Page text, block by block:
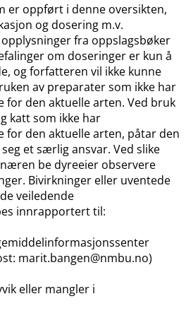
er oppført i denne oversikten,
og dosering m.v.
fra oppslagsbøker
om doseringer er kun å
og forfatteren vil ikke kunne
av preparater som ikke har
for den aktuelle arten. Ved bruk
katt som ikke har
for den aktuelle arten, påtar den
et særlig ansvar. Ved slike
be dyreeier observere
Bivirkninger eller uventede
veiledende
innrapportert til:
marit.bangen@nmbu.no)
eller mangler i